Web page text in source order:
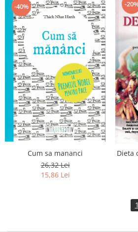
-40%
Cum sa mananci
26,32 Lei
15,86 Lei
-
Dieta
1